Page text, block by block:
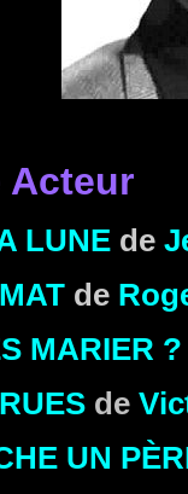
Acteur
LUNE de
de
MARIER ?
de
UN